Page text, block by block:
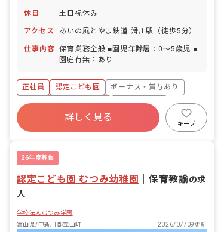
休日 土日祝休み
アクセス あいの風とやま鉄道 滑川駅（徒歩5分）
仕事内容 保育業務全般 ■園児年齢層：0～5歳児 ■
園庭有無：あり
正社員 認定こども園
ボーナス・賞与あり
寮・住宅・家賃補助あり
社会保険完備
有給
退職金制度
詳しく見る
キープ
26年度募集
認定こども園 むつみ幼稚園 保育教諭の求
人
学校法人むつみ学園
富山県/中新川郡立山町
2026/07/09更新